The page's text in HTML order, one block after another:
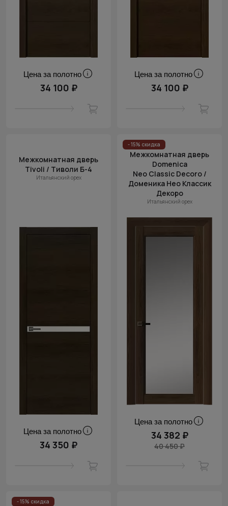
Цена за полотно
34 100 ₽
Цена за полотно
34 100 ₽
Межкомнатная дверь
Tivoli / Тиволи Б-4
Итальянский орех
Цена за полотно
34 350 ₽
- 15% скидка
Межкомнатная дверь
Domenica
Neo Classic Decoro /
Доменика Нео Классик
Декоро
Итальянский орех
Цена за полотно
34 382 ₽
40 450 ₽
- 15% скидка